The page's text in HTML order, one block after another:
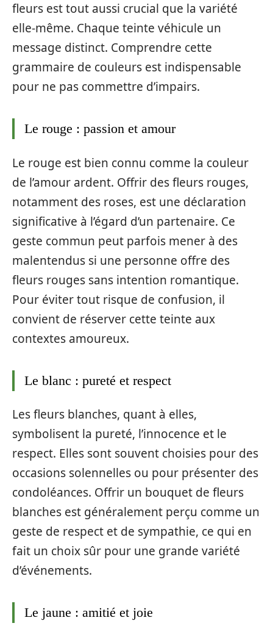
fleurs est tout aussi crucial que la variété
elle-même. Chaque teinte véhicule un
message distinct. Comprendre cette
grammaire de couleurs est indispensable
pour ne pas commettre d’impairs.
Le rouge : passion et amour
Le rouge est bien connu comme la couleur
de l’amour ardent. Offrir des fleurs rouges,
notamment des roses, est une déclaration
significative à l’égard d’un partenaire. Ce
geste commun peut parfois mener à des
malentendus si une personne offre des
fleurs rouges sans intention romantique.
Pour éviter tout risque de confusion, il
convient de réserver cette teinte aux
contextes amoureux.
Le blanc : pureté et respect
Les fleurs blanches, quant à elles,
symbolisent la pureté, l’innocence et le
respect. Elles sont souvent choisies pour des
occasions solennelles ou pour présenter des
condoléances. Offrir un bouquet de fleurs
blanches est généralement perçu comme un
geste de respect et de sympathie, ce qui en
fait un choix sûr pour une grande variété
d’événements.
Le jaune : amitié et joie